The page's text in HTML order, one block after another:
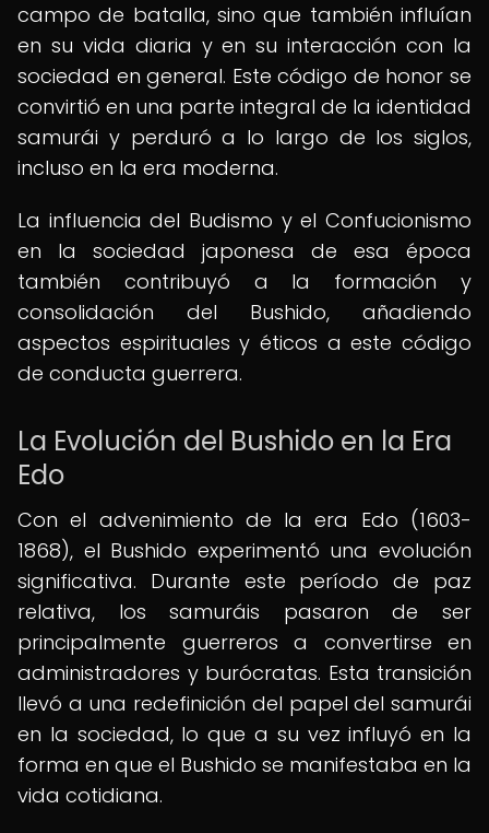
campo de batalla, sino que también influían
en su vida diaria y en su interacción con la
sociedad en general. Este código de honor se
convirtió en una parte integral de la identidad
samurái y perduró a lo largo de los siglos,
incluso en la era moderna.
La influencia del Budismo y el Confucionismo
en la sociedad japonesa de esa época
también contribuyó a la formación y
consolidación del Bushido, añadiendo
aspectos espirituales y éticos a este código
de conducta guerrera.
La Evolución del Bushido en la Era
Edo
Con el advenimiento de la era Edo (1603-
1868), el Bushido experimentó una evolución
significativa. Durante este período de paz
relativa, los samuráis pasaron de ser
principalmente guerreros a convertirse en
administradores y burócratas. Esta transición
llevó a una redefinición del papel del samurái
en la sociedad, lo que a su vez influyó en la
forma en que el Bushido se manifestaba en la
vida cotidiana.